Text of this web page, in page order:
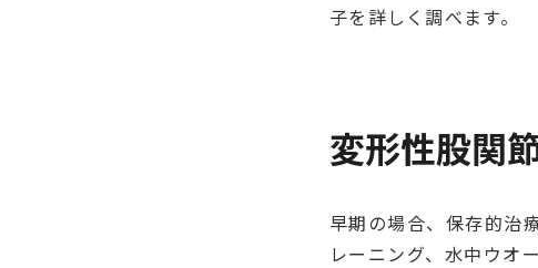
子を詳しく調べます。
変形性股関
早期の場合、保存的治
レーニング、水中ウオ